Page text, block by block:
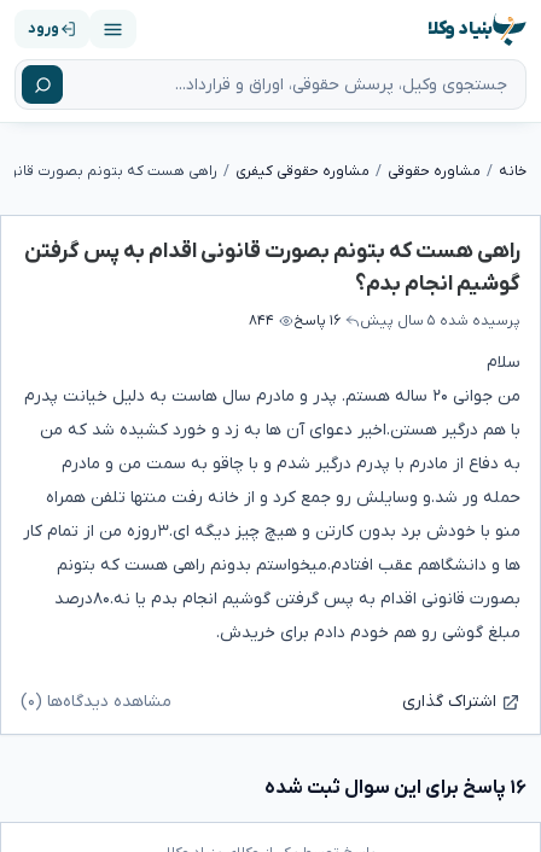
بنیاد وکلا ورود
خانه مشاوره حقوقی مشاوره حقوقی کیفری
راهی هست که بتونم بصورت قانونی اقدام به پس گرفتن
گوشیم انجام بدم؟
پرسیده شده ۵ سال پیش ۱۶ پاسخ ۸۴۴
سلام
من جوانی ۲۰ ساله هستم. پدر و مادرم سال هاست به دلیل خیانت پدرم
با هم درگیر هستن.اخیر دعوای آن ها به زد و خورد کشیده شد که من
به دفاع از مادرم با پدرم درگیر شدم و با چاقو به سمت من و مادرم
حمله ور شد.و وسایلش رو جمع کرد و از خانه رفت منتها تلفن همراه
منو با خودش برد بدون کارتن و هیچ چیز دیگه ای.۳روزه من از تمام کار
ها و دانشگاهم عقب افتادم.میخواستم بدونم راهی هست که بتونم
بصورت قانونی اقدام به پس گرفتن گوشیم انجام بدم یا نه.۸۰درصد
مبلغ گوشی رو هم خودم دادم برای خریدش.
اشتراک گذاری مشاهده دیدگاه‌ها (۰)
۱۶ پاسخ برای این سوال ثبت شده